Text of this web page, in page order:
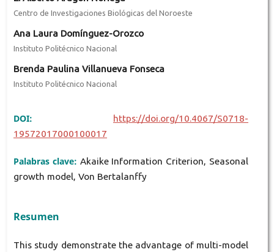
Centro de Investigaciones Biológicas del Noroeste
Ana Laura Domínguez-Orozco
Instituto Politécnico Nacional
Brenda Paulina Villanueva Fonseca
Instituto Politécnico Nacional
DOI:
https://doi.org/10.4067/S0718-
19572017000100017
Palabras clave: Akaike Information Criterion, Seasonal
growth model, Von Bertalanffy
Resumen
This study demonstrate the advantage of multi-model